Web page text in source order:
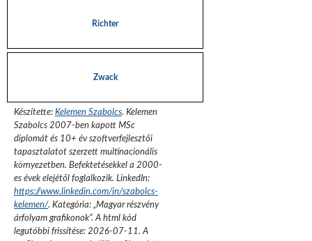
Richter
Zwack
Készítette: Kelemen Szabolcs. Kelemen
Szabolcs 2007-ben kapott MSc
diplomát és 10+ év szoftverfejlesztői
tapasztalatot szerzett multinacionális
környezetben. Befektetésekkel a 2000-
es évek elejétől foglalkozik. LinkedIn:
https://www.linkedin.com/in/szabolcs-
kelemen/. Kategória: „Magyar részvény
árfolyam grafikonok”.A html kód
legutóbbi frissítése: 2026-07-11. A